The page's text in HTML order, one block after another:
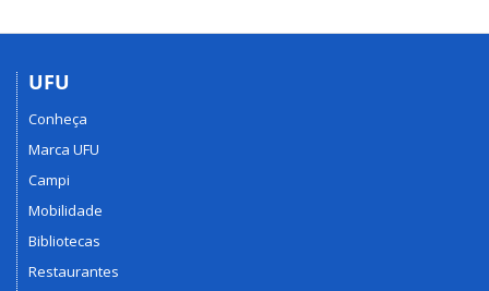
UFU
Conheça
Marca UFU
Campi
Mobilidade
Bibliotecas
Restaurantes